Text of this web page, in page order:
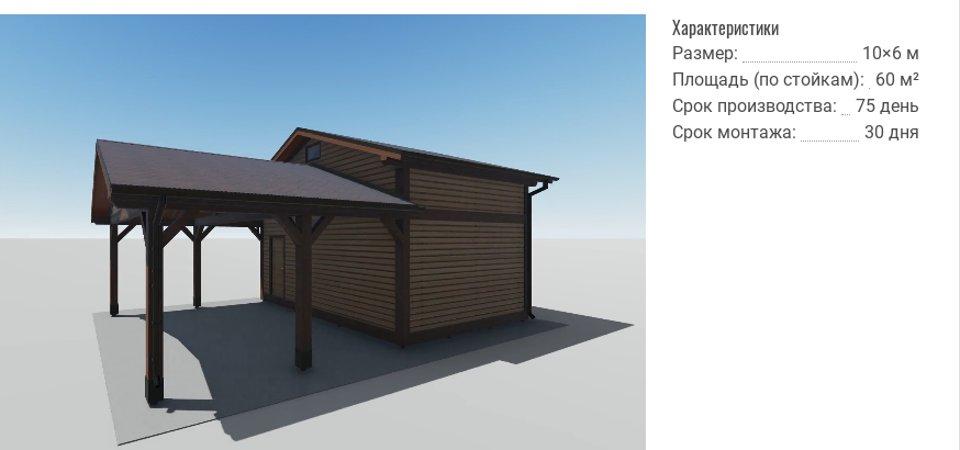
Характеристики
Размер:
10×6 м
Площадь (по стойкам):
60 м²
Срок производства:
75 день
Срок монтажа:
30 дня